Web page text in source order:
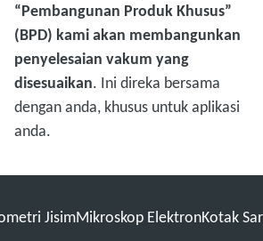
“Pembangunan Produk Khusus”
(BPD) kami akan membangunkan
penyelesaian vakum yang
disesuaikan. Ini direka bersama
dengan anda, khusus untuk aplikasi
anda.
JisimMikroskop ElektronKotak